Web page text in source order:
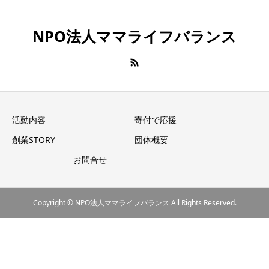
NPO法人ママライフバランス
活動内容
寄付で応援
創業STORY
団体概要
お問合せ
Copyright © NPO法人ママライフバランス All Rights Reserved.